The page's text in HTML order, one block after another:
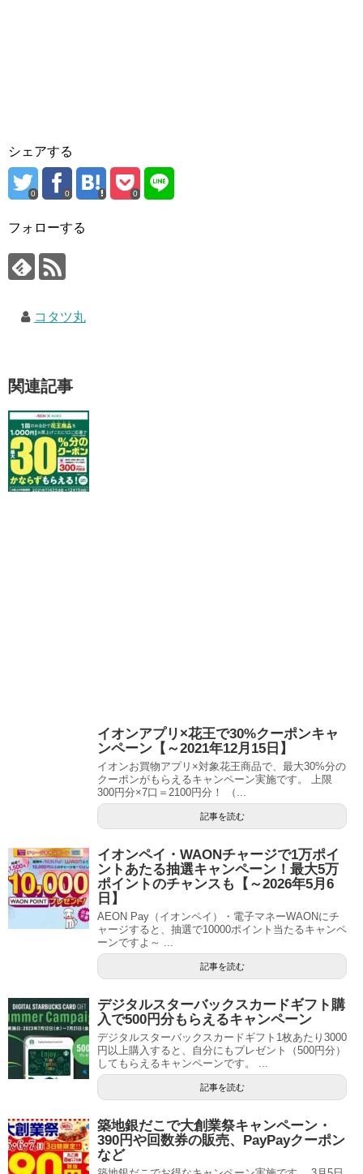
シェアする
0 0 0
フォローする
コタツ丸
関連記事
イオンアプリ×花王で30%クーポンキャ
ンペーン【～2021年12月15日】
イオンお買物アプリ×対象花王商品で、最大30%分の
クーポンがもらえるキャンペーン実施です。 上限
300円分×7口＝2100円分！ （...
記事を読む
イオンペイ・WAONチャージで1万ポイ
ントあたる抽選キャンペーン！最大5万
ポイントのチャンスも【～2026年5月6
日】
AEON Pay（イオンペイ）・電子マネーWAONにチ
ャージすると、抽選で10000ポイント当たるキャンペ
ーンですよ～ ...
記事を読む
デジタルスターバックスカードギフト購
入で500円分もらえるキャンペーン
デジタルスターバックスカードギフト1枚あたり3000
円以上購入すると、自分にもプレゼント（500円分）
してもらえるキャンペーンです。 ...
記事を読む
築地銀だこで大創業祭キャンペーン・
390円や回数券の販売、PayPayクーポン
など